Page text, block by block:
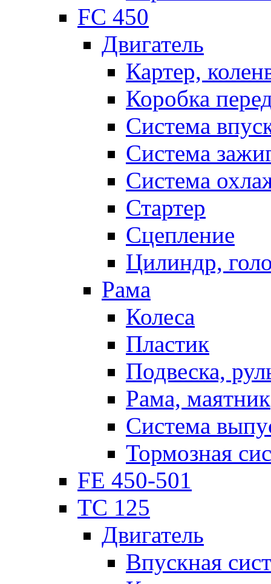
FC 450
Двигатель
Картер,
Коробка
Система
Система
Система
Стартер
Сцепление
Цилиндр,
Рама
Колеса
Пластик
Подвеска,
Рама, маятник
Система
Тормозная
FE 450-501
TC 125
Двигатель
Впускная